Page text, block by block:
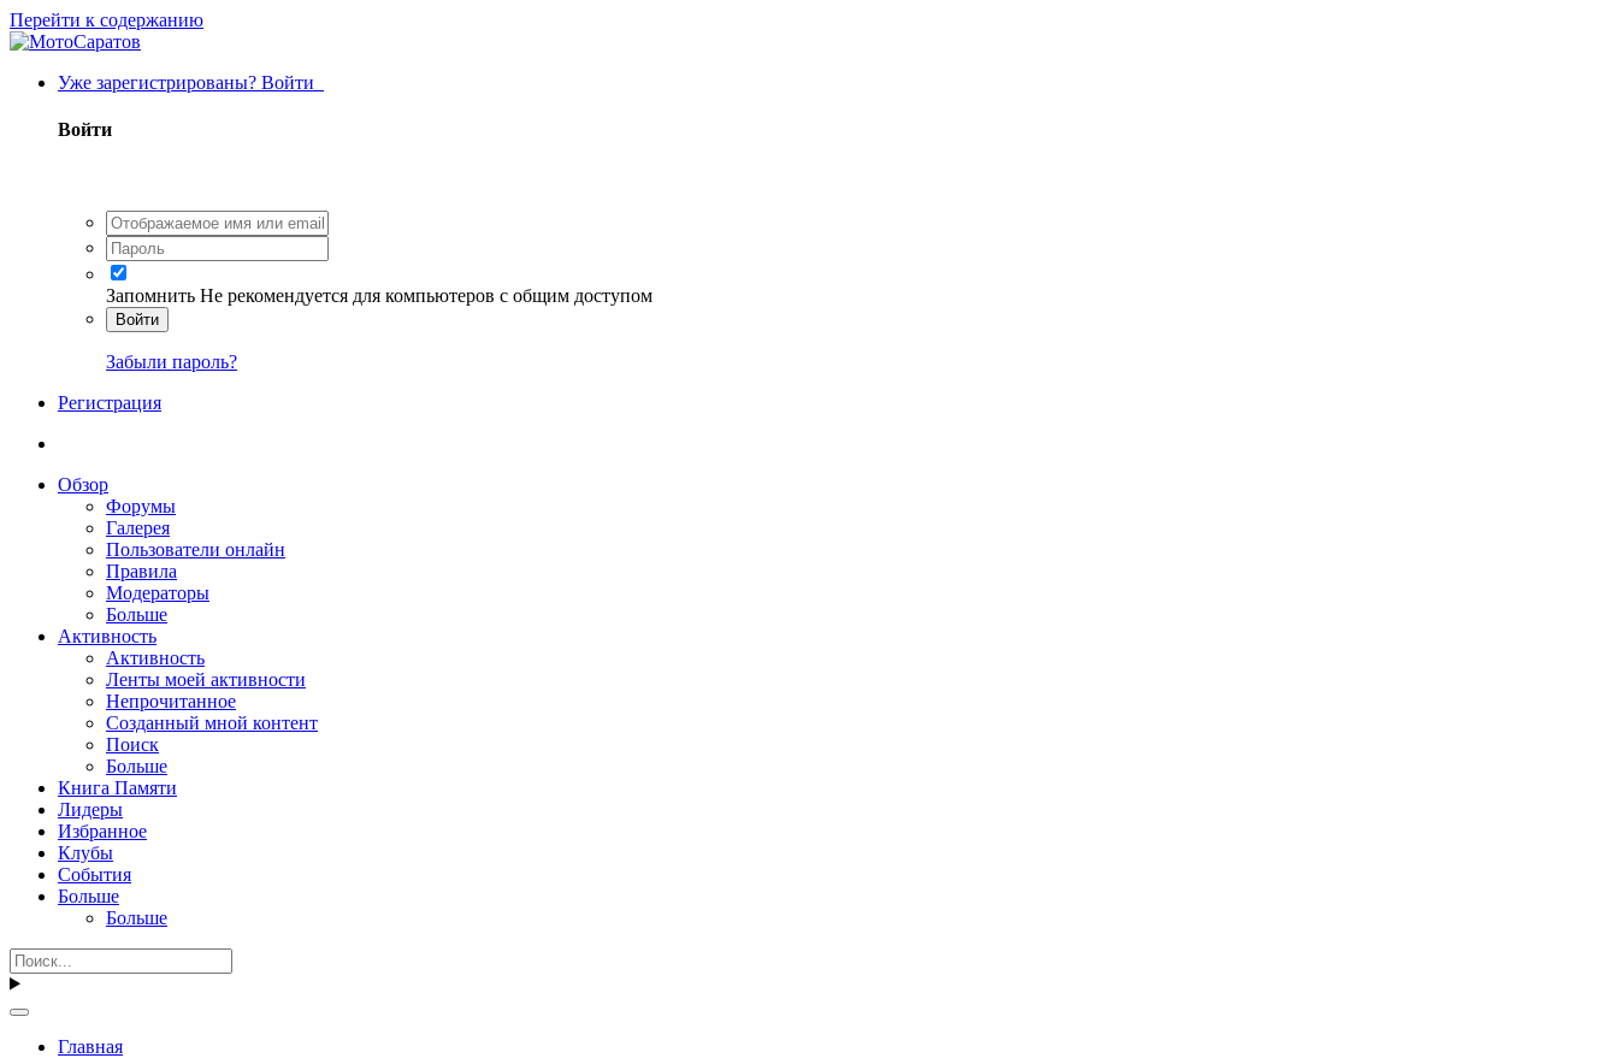
Перейти к содержанию
Уже зарегистрированы? Войти
Войти
Запомнить Не рекомендуется для компьютеров с общим доступом
Войти
Забыли пароль?
Регистрация
Обзор
Форумы
Галерея
Пользователи онлайн
Правила
Модераторы
Больше
Активность
Активность
Ленты моей активности
Непрочитанное
Созданный мной контент
Поиск
Больше
Книга Памяти
Лидеры
Избранное
Клубы
События
Больше
Больше
Главная